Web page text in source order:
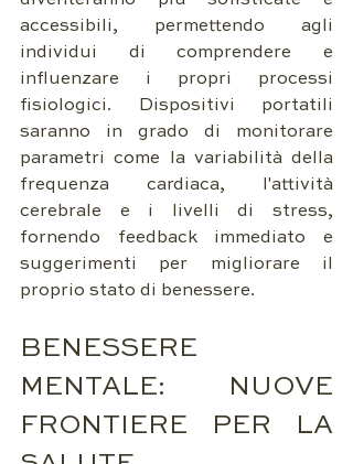
accessibili, permettendo agli
individui di comprendere e
influenzare i propri processi
fisiologici. Dispositivi portatili
saranno in grado di monitorare
parametri come la variabilità della
frequenza cardiaca, l'attività
cerebrale e i livelli di stress,
fornendo feedback immediato e
suggerimenti per migliorare il
proprio stato di benessere.
BENESSERE
MENTALE: NUOVE
FRONTIERE PER LA